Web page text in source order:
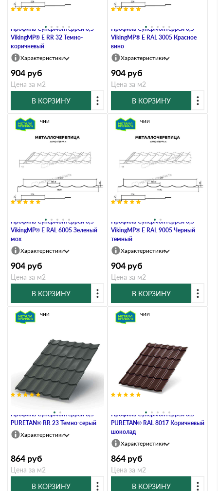
Профиль Супермонтеррей 0,5
VikingMP® E RR 32 Темно-
коричневый
Характеристики
904 руб
Цена за м2
В КОРЗИНУ
Профиль Супермонтеррей 0,5
VikingMP® E RAL 3005 Красное
вино
Характеристики
904 руб
Цена за м2
В КОРЗИНУ
Профиль Супермонтеррей 0,5
VikingMP® E RAL 6005 Зеленый
мох
В наличии
Характеристики
904 руб
Цена за м2
В КОРЗИНУ
Профиль Супермонтеррей 0,5
VikingMP® E RAL 9005 Черный
темный
В наличии
Характеристики
904 руб
Цена за м2
В КОРЗИНУ
Металлочерепица Металл-
Профиль Супермонтеррей 0,5
PURETAN® RR 23 Темно-серый
В наличии
Характеристики
864 руб
Цена за м2
В КОРЗИНУ
Профиль Супермонтеррей 0,5
PURETAN® RAL 8017 Коричневый
шоколад
В наличии
Характеристики
864 руб
Цена за м2
В КОРЗИНУ